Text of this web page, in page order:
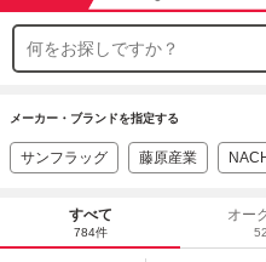
メーカー・ブランドを指定する
サンフラッグ 藤原産業
すべて
784件
オー